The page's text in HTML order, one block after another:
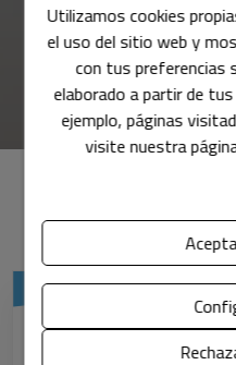
Descubre el
¿Qué tipo
Utilizamos cookies
el uso del sitio web y
con tus preferencias
elaborado a partir de
ejemplo, páginas
visite nuestra